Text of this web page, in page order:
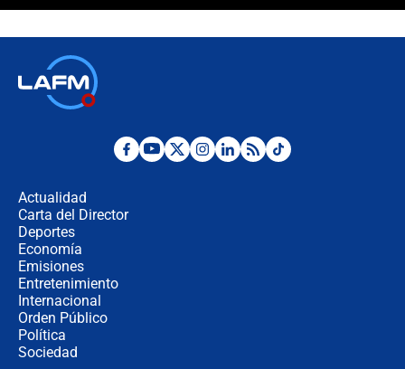
Desde dermatitis hasta infecciones:
Actualidad
Carta del Director
Deportes
Economía
Emisiones
Entretenimiento
Internacional
Orden Público
Política
Sociedad